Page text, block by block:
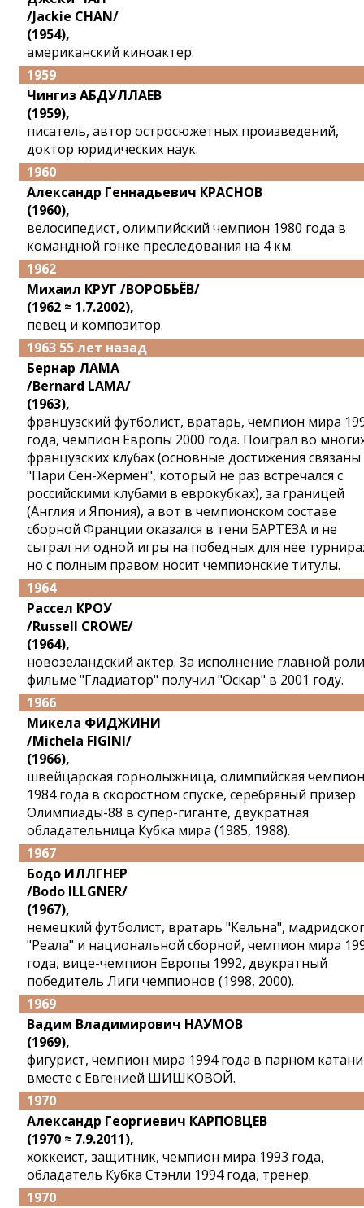
/Jackie CHAN/
(1954),
американский киноактер.
1959
Чингиз АБДУЛЛАЕВ
(1959),
писатель, автор остросюжетных произведений,
доктор юридических наук.
1960
Александр Геннадьевич КРАСНОВ
(1960),
велосипедист, олимпийский чемпион 1980 года в
командной гонке преследования на 4 км.
1962
Михаил КРУГ /ВОРОБЬЁВ/
(1962 ≈ 1.7.2002),
певец и композитор.
1963 55 лет назад
Бернар ЛАМА
/Bernard LAMA/
(1963),
французский футболист, вратарь, чемпион мира
года, чемпион Европы 2000 года. Поиграл во
французских клубах (основные достижения связаны
"Пари Сен-Жермен", который не раз встречался с
российскими клубами в еврокубках), за границей
(Англия и Япония), а вот в чемпионском составе
сборной Франции оказался в тени БАРТЕЗА и не
сыграл ни одной игры на победных для нее
но с полным правом носит чемпионские титулы.
1964
Рассел КРОУ
/Russell CROWE/
(1964),
новозеландский актер. За исполнение главной
фильме "Гладиатор" получил "Оскар" в 2001 году.
1966
Микела ФИДЖИНИ
/Michela FIGINI/
(1966),
швейцарская горнолыжница, олимпийская
1984 года в скоростном спуске, серебряный призер
Олимпиады-88 в супер-гиганте, двукратная
обладательница Кубка мира (1985, 1988).
1967
Бодо ИЛЛГНЕР
/Bodo ILLGNER/
(1967),
немецкий футболист, вратарь "Кельна",
"Реала" и национальной сборной, чемпион мира
года, вице-чемпион Европы 1992, двукратный
победитель Лиги чемпионов (1998, 2000).
1969
Вадим Владимирович НАУМОВ
(1969),
фигурист, чемпион мира 1994 года в парном
вместе с Евгенией ШИШКОВОЙ.
1970
Александр Георгиевич КАРПОВЦЕВ
(1970 ≈ 7.9.2011),
хоккеист, защитник, чемпион мира 1993 года,
обладатель Кубка Стэнли 1994 года, тренер.
1970